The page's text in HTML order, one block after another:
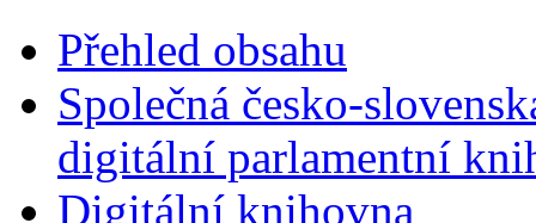
Přehled obsahu
Společná česko-
digitální parlamentní
Digitální knihovna